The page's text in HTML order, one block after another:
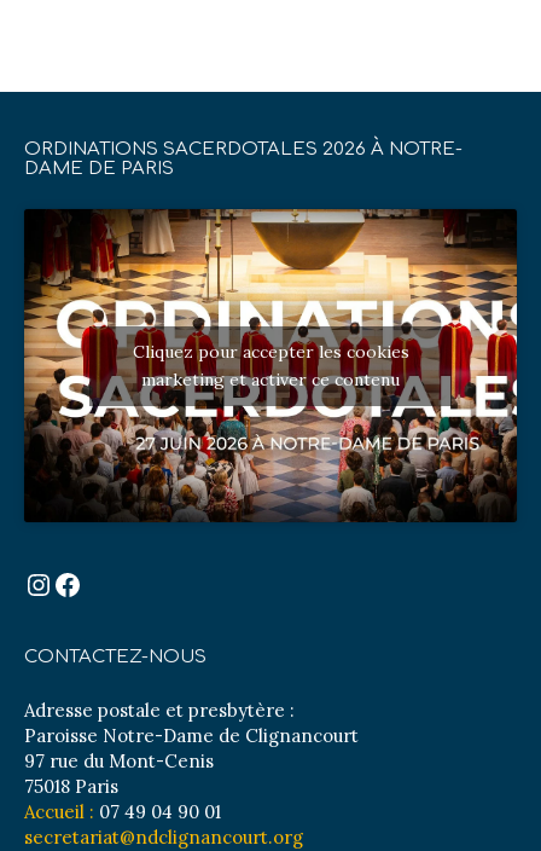
ORDINATIONS SACERDOTALES 2026 À NOTRE-
DAME DE PARIS
Cliquez pour accepter les cookies
marketing et activer ce contenu
Instagram
Facebook
CONTACTEZ-NOUS
Adresse postale et presbytère :
Paroisse Notre-Dame de Clignancourt
97 rue du Mont-Cenis
75018 Paris
Accueil : 07 49 04 90 01
secretariat@ndclignancourt.org